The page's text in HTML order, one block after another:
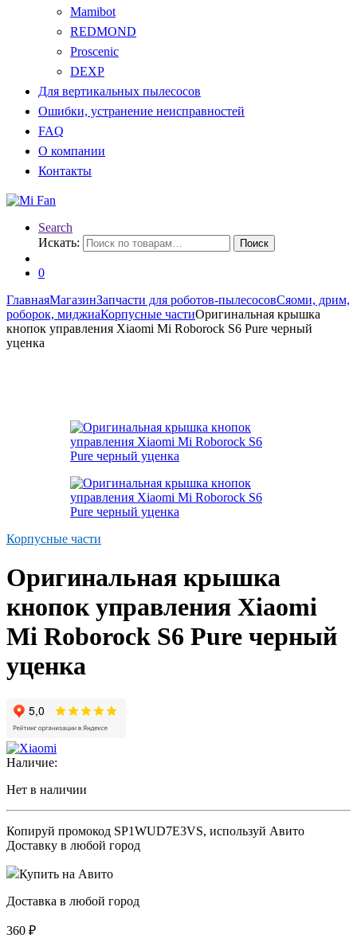
Mamibot
REDMOND
Proscenic
DEXP
Для вертикальных пылесосов
Ошибки, устранение неисправностей
FAQ
О компании
Контакты
Search
Искать:
Поиск
0
ГлавнаяМагазинЗапчасти для роботов-пылесосовСяоми, дрим,
роборок, миджиаКорпусные частиОригинальная крышка
кнопок управления Xiaomi Mi Roborock S6 Pure черный
уценка
Корпусные части
Оригинальная крышка
кнопок управления Xiaomi
Mi Roborock S6 Pure черный
уценка
Наличие:
Нет в наличии
Копируй промокод SP1WUD7E3VS, используй Авито
Доставку в любой город
Купить на Авито
Доставка в любой город
360 ₽